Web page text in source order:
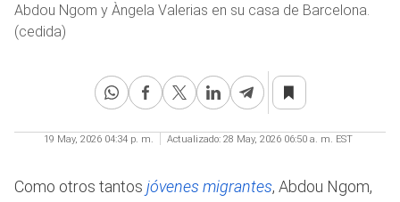
Abdou Ngom y Àngela Valerias en su casa de Barcelona.
(cedida)
19 May, 2026 04:34 p. m. Actualizado: 28 May, 2026 06:50 a. m. EST
Como otros tantos jóvenes migrantes, Abdou Ngom,